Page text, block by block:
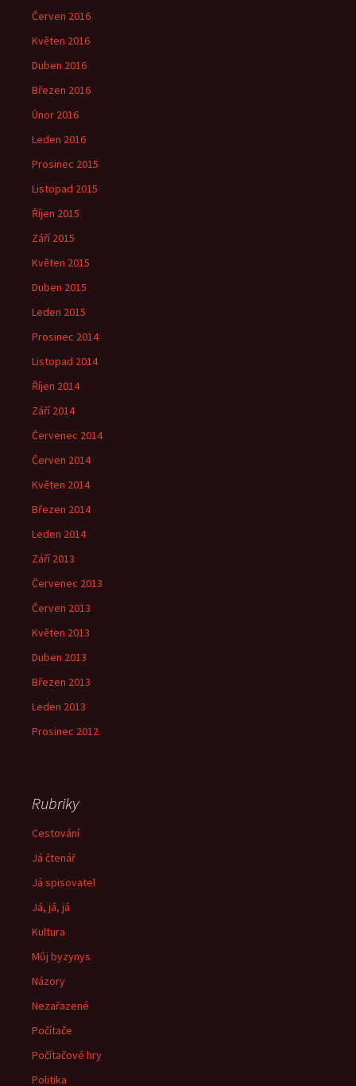
Červen 2016
Květen 2016
Duben 2016
Březen 2016
Únor 2016
Leden 2016
Prosinec 2015
Listopad 2015
Říjen 2015
Září 2015
Květen 2015
Duben 2015
Leden 2015
Prosinec 2014
Listopad 2014
Říjen 2014
Září 2014
Červenec 2014
Červen 2014
Květen 2014
Březen 2014
Leden 2014
Září 2013
Červenec 2013
Červen 2013
Květen 2013
Duben 2013
Březen 2013
Leden 2013
Prosinec 2012
Rubriky
Cestování
Já čtenář
Já spisovatel
Já, já, já
Kultura
Můj byzynys
Názory
Nezařazené
Počítače
Počítačové hry
Politika